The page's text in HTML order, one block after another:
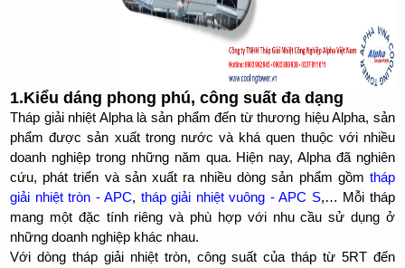
1.Kiểu dáng phong phú, công suất đa dạng
Tháp giải nhiệt Alpha là sản phẩm đến từ thương hiệu Alpha, sản
phẩm được sản xuất trong nước và khá quen thuộc với nhiều
doanh nghiệp trong những năm qua. Hiện nay, Alpha đã nghiên
cứu, phát triển và sản xuất ra nhiều dòng sản phẩm gồm tháp
giải nhiệt tròn - APC, tháp giải nhiệt vuông - APC S,… Mỗi tháp
mang một đặc tính riêng và phù hợp với nhu cầu sử dụng ở
những doanh nghiệp khác nhau.
Với dòng tháp giải nhiệt tròn, công suất của tháp từ 5RT đến